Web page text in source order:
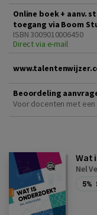
Online boek + aanv.
toegang via Boom
ISBN 3009010006450
Direct via e-mail
Beoordeling
Voor docenten met
Wat
Nel
5%